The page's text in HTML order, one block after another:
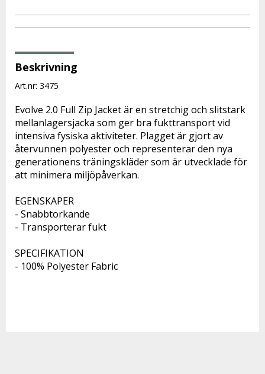
Beskrivning
Art.nr: 3475
Evolve 2.0 Full Zip Jacket är en stretchig och slitstark
mellanlagersjacka som ger bra fukttransport vid
intensiva fysiska aktiviteter. Plagget är gjort av
återvunnen polyester och representerar den nya
generationens träningskläder som är utvecklade för
att minimera miljöpåverkan.
EGENSKAPER
- Snabbtorkande
- Transporterar fukt
SPECIFIKATION
- 100% Polyester Fabric